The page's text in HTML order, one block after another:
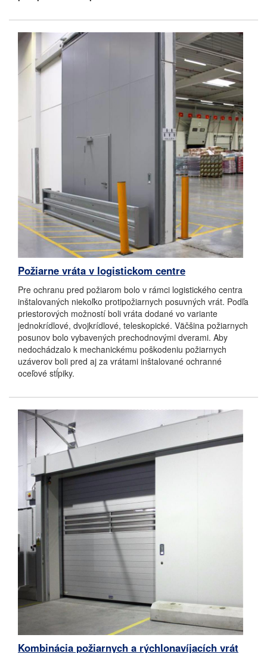
Požiarne vráta v logistickom centre
Pre ochranu pred požiarom bolo v rámci logistického centra
inštalovaných niekoľko protipožiarnych posuvných vrát. Podľa
priestorových možností boli vráta dodané vo variante
jednokrídlové, dvojkrídlové, teleskopické. Väčšina požiarnych
posunov bolo vybavených prechodnovými dverami. Aby
nedochádzalo k mechanickému poškodeniu požiarnych
uzáverov boli pred aj za vrátami inštalované ochranné
oceľové stĺpiky.
Kombinácia požiarnych a rýchlonavíjacích vrát